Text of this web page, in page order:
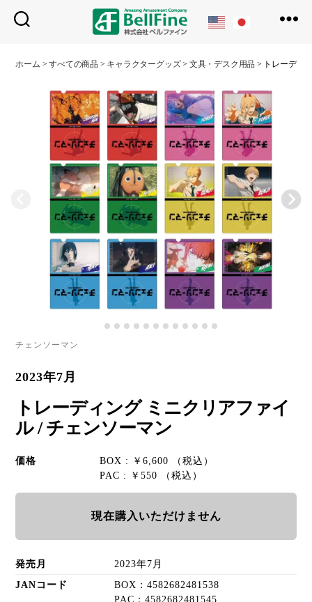
フ
イ
ン
ホーム >すべての商品 > キャラクターグッズ> 文具・デスク用品 > トレーディ
チェンソーマン
2023年7月
トレーディング ミニクリアファイ
ル / チェンソーマン
価格
BOX : ￥6,600 （税込）
PAC : ￥550 （税込）
現在購入いただけません
発売月 2023年7月
JANコード
BOX：4582682481538
PAC：4582682481545